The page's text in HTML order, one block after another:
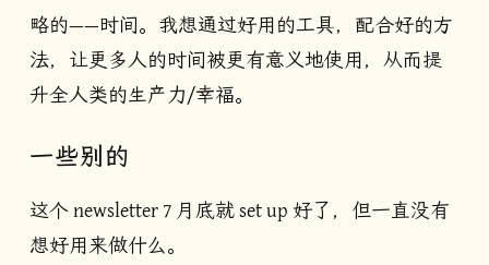
略的——时间。我想通过好用的工具，配合好的方
法，让更多人的时间被更有意义地使用，从而提
升全人类的生产力/幸福。
一些别的
这个 newsletter 7 月底就 set up 好了，但一直没有
想好用来做什么。